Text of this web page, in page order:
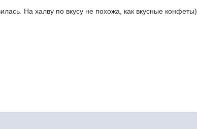
На халву по вкусу не похожа, как вкусные конфеты)